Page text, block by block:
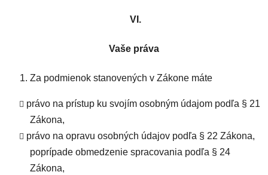
VI.
Vaše práva
Za podmienok stanovených v Zákone máte
právo na prístup ku svojím osobným údajom podľa § 21
Zákona,
právo na opravu osobných údajov podľa § 22 Zákona,
poprípade obmedzenie spracovania podľa § 24
Zákona,